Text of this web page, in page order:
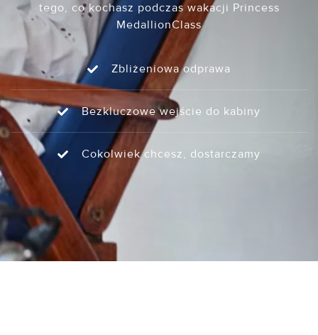
tego, co kochasz podczas wakacji Princess
MedallionClass
Zbliżeniowa odprawa
Bezkluczowe wejście do kabiny
Cokolwiek chcesz, dostarczamy